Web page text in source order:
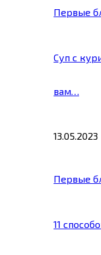
Первые
Суп с
вам…
13.05.2023
Первые
11